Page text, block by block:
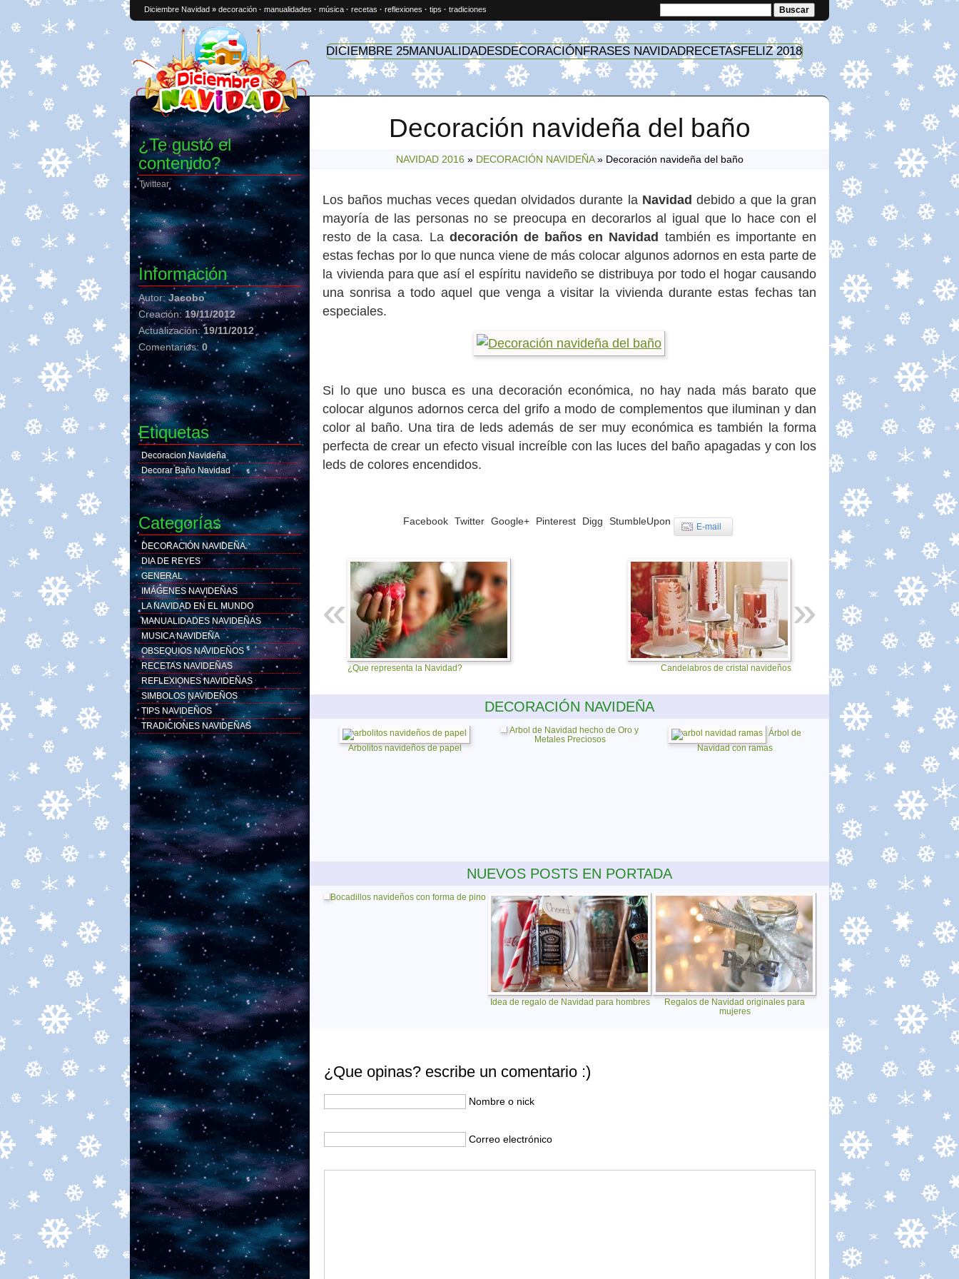
Diciembre Navidad » decoración · manualidades · música · recetas · reflexiones · tips · tradiciones
DICIEMBRE 25MANUALIDADESDECORACIÓNFRASES NAVIDADRECETASFELIZ 2018
Decoración navideña del baño
NAVIDAD 2016 » DECORACIÓN NAVIDEÑA» Decoración navideña del baño
Los baños muchas veces quedan olvidados durante la Navidad debido a que la gran
mayoría de las personas no se preocupa en decorarlos al igual que lo hace con el
resto de la casa. La decoración de baños en Navidad también es importante en
estas fechas por lo que nunca viene de más colocar algunos adornos en esta parte de
la vivienda para que así el espíritu navideño se distribuya por todo el hogar causando
una sonrisa a todo aquel que venga a visitar la vivienda durante estas fechas tan
especiales.
Si lo que uno busca es una decoración económica, no hay nada más barato que
colocar algunos adornos cerca del grifo a modo de complementos que iluminan y dan
color al baño. Una tira de leds además de ser muy económica es también la forma
perfecta de crear un efecto visual increíble con las luces del baño apagadas y con los
leds de colores encendidos.
Facebook Twitter Google+ Pinterest Digg StumbleUpon E-mail
¿Que representa la Navidad? Candelabros de cristal navideños
DECORACIÓN NAVIDEÑA
Arbolitos navideños de papel
Árbol de Navidad hecho de Oro y
Metales Preciosos
Árbol de
Navidad con ramas
NUEVOS POSTS EN PORTADA
Bocadillos navideños con forma de pino
Idea de regalo de Navidad para hombres
Regalos de Navidad originales para
mujeres
¿Que opinas? escribe un comentario :)
Nombre o nick
Correo electrónico
¿Te gustó el
contenido?
Twittear
Información
Autor:Jacobo
Creación:19/11/2012
Actualización:19/11/2012
Comentarios:0
Etiquetas
Decoracion Navideña
Decorar Baño Navidad
Categorías
DECORACIÓN NAVIDEÑA
DIA DE REYES
GENERAL
IMÁGENES NAVIDEÑAS
LA NAVIDAD EN EL MUNDO
MANUALIDADES NAVIDEÑAS
MUSICA NAVIDEÑA
OBSEQUIOS NAVIDEÑOS
RECETAS NAVIDEÑAS
REFLEXIONES NAVIDEÑAS
SIMBOLOS NAVIDEÑOS
TIPS NAVIDEÑOS
TRADICIONES NAVIDEÑAS